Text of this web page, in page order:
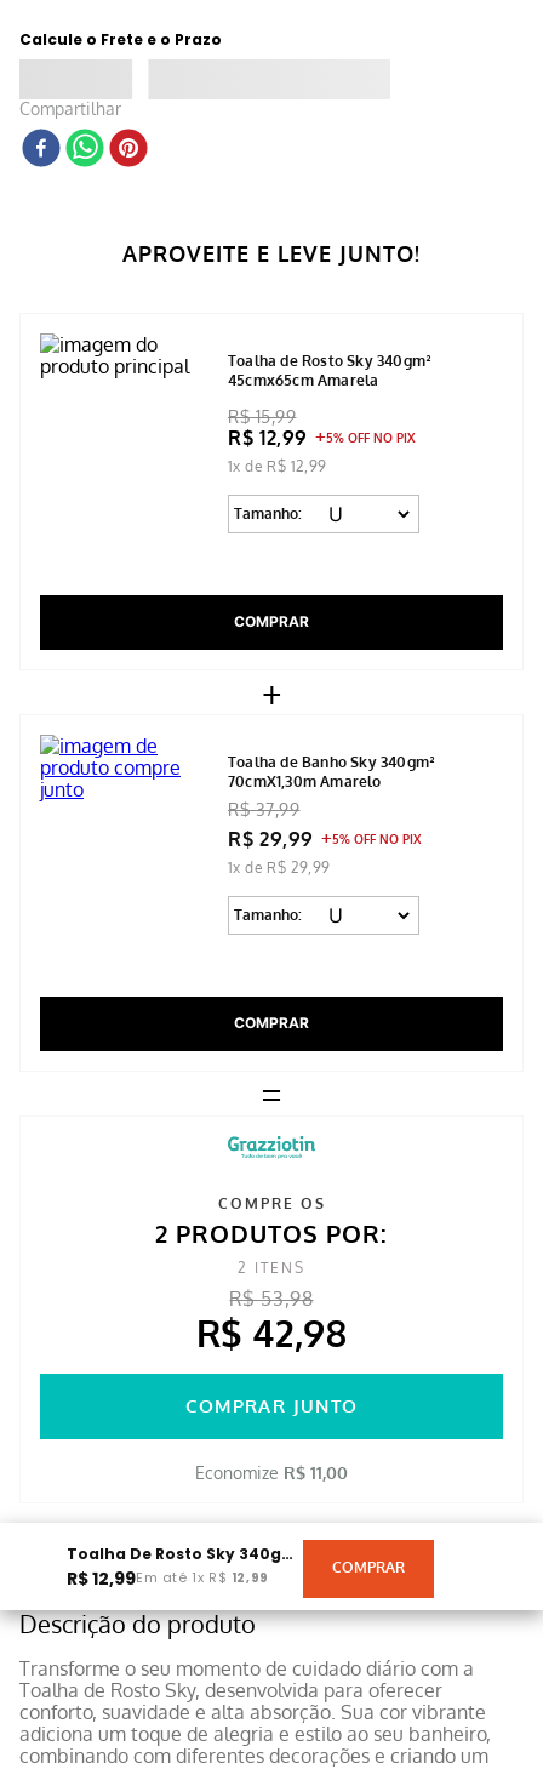
Calcule o Frete e o Prazo
Compartilhar
APROVEITE E LEVE JUNTO!
Toalha de Rosto Sky 340gm²
45cmx65cm Amarela
R$ 15,99
R$ 12,99 5% OFF NO PIX
1x de R$ 12,99
Tamanho:
COMPRAR
+
Toalha de Banho Sky 340gm²
70cmX1,30m Amarelo
R$ 37,99
R$ 29,99 5% OFF NO PIX
1x de R$ 29,99
Tamanho:
COMPRAR
=
COMPRE OS
2 PRODUTOS POR:
2 ITENS
R$ 53,98
R$ 42,98
COMPRAR JUNTO
Economize R$ 11,00
Toalha De Rosto Sky 340gm² 45cmx65cm Amarela
R$12,99Em até 1x R$ 12,99
Descrição do produto
Transforme o seu momento de cuidado diário com a
Toalha de Rosto Sky, desenvolvida para oferecer
conforto, suavidade e alta absorção. Sua cor vibrante
adiciona um toque de alegria e estilo ao seu banheiro,
combinando com diferentes decorações e criando um